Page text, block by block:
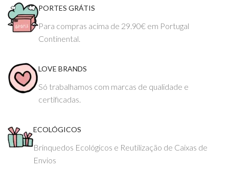
PORTES GRÁTIS
Para compras acima de 29.90€ em Portugal
Continental.
LOVE BRANDS
Só trabalhamos com marcas de qualidade e
certificadas.
ECOLÓGICOS
Brinquedos Ecológicos e Reutilização de Caixas de
Envios